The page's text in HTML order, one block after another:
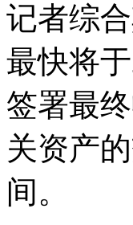
记者综
最快将
签署最
关资产
间。